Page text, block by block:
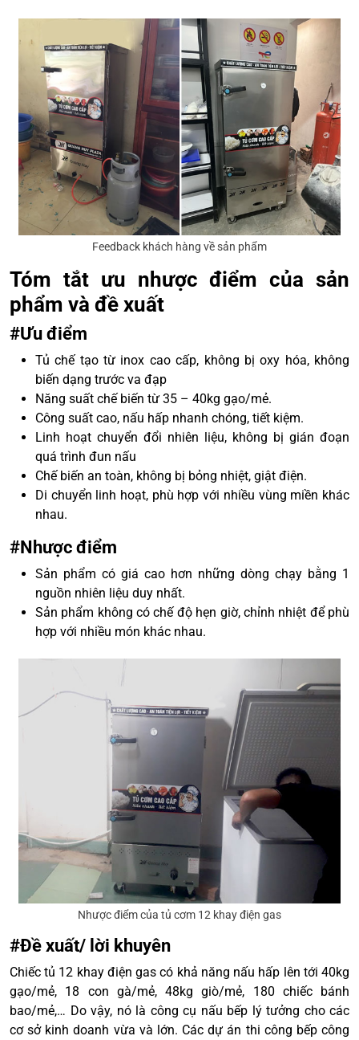
Feedback khách hàng về sản phẩm
Tóm tắt ưu nhược điểm của sản
phẩm và đề xuất
#Ưu điểm
Tủ chế tạo từ inox cao cấp, không bị oxy hóa, không
biến dạng trước va đạp
Năng suất chế biến từ 35 – 40kg gạo/mẻ.
Công suất cao, nấu hấp nhanh chóng, tiết kiệm.
Linh hoạt chuyển đổi nhiên liệu, không bị gián đoạn
quá trình đun nấu
Chế biến an toàn, không bị bỏng nhiệt, giật điện.
Di chuyển linh hoạt, phù hợp với nhiều vùng miền khác
nhau.
#Nhược điểm
Sản phẩm có giá cao hơn những dòng chạy bằng 1
nguồn nhiên liệu duy nhất.
Sản phẩm không có chế độ hẹn giờ, chỉnh nhiệt để phù
hợp với nhiều món khác nhau.
Nhược điểm của tủ cơm 12 khay điện gas
#Đề xuất/ lời khuyên
Chiếc tủ 12 khay điện gas có khả năng nấu hấp lên tới 40kg
gạo/mẻ, 18 con gà/mẻ, 48kg giò/mẻ, 180 chiếc bánh
bao/mẻ,… Do vậy, nó là công cụ nấu bếp lý tưởng cho các
cơ sở kinh doanh vừa và lớn. Các dự án thi công bếp công